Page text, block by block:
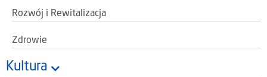
Rozwój i Rewitalizacja
Zdrowie
Kultura